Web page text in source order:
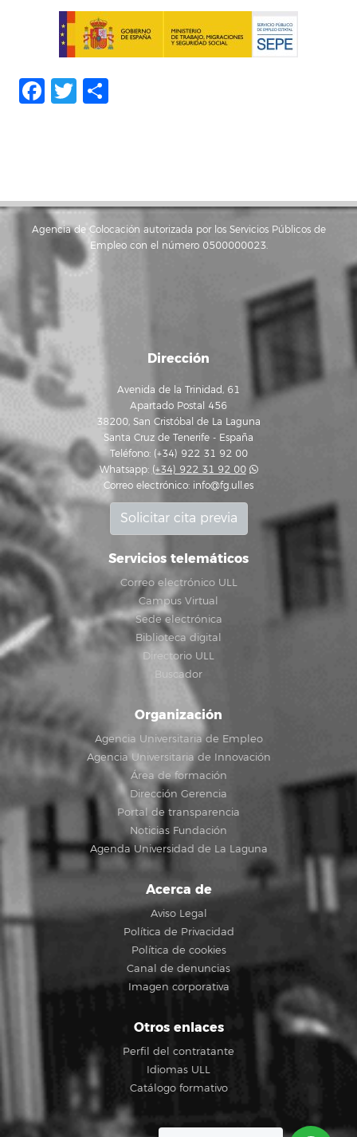
Facebook
Twitter
Agencia de Colocación autorizada por los Servicios Públicos de
Empleo con el número 0500000023.
Dirección
Avenida de la Trinidad, 61
Apartado Postal 456
38200, San Cristóbal de La Laguna
Santa Cruz de Tenerife - España
Teléfono: (+34) 922 31 92 00
Whatsapp: (+34) 922 31 92 00
Correo electrónico: info@fg.ull.es
Solicitar cita previa
Servicios telemáticos
Correo electrónico ULL
Campus Virtual
Sede electrónica
Biblioteca digital
Directorio ULL
Buscador
Organización
Agencia Universitaria de Empleo
Agencia Universitaria de Innovación
Área de formación
Dirección Gerencia
Portal de transparencia
Noticias Fundación
Agenda Universidad de La Laguna
Acerca de
Aviso Legal
Política de Privacidad
Política de cookies
Canal de denuncias
Imagen corporativa
Otros enlaces
Perfil del contratante
Idiomas ULL
Catálogo formativo